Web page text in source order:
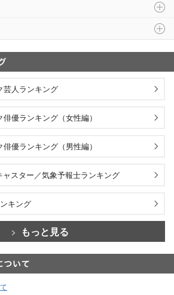
芸人ランキング
優ランキング（女性編）
優ランキング（男性編）
スター／気象予報士ランキング
キング
もっと見る